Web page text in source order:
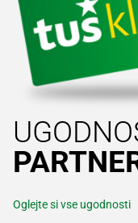
Oglejte si vse ugodnosti